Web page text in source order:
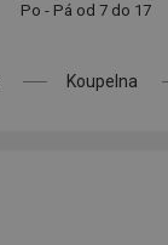
Po - Pá od 7 do 17
Koupelna